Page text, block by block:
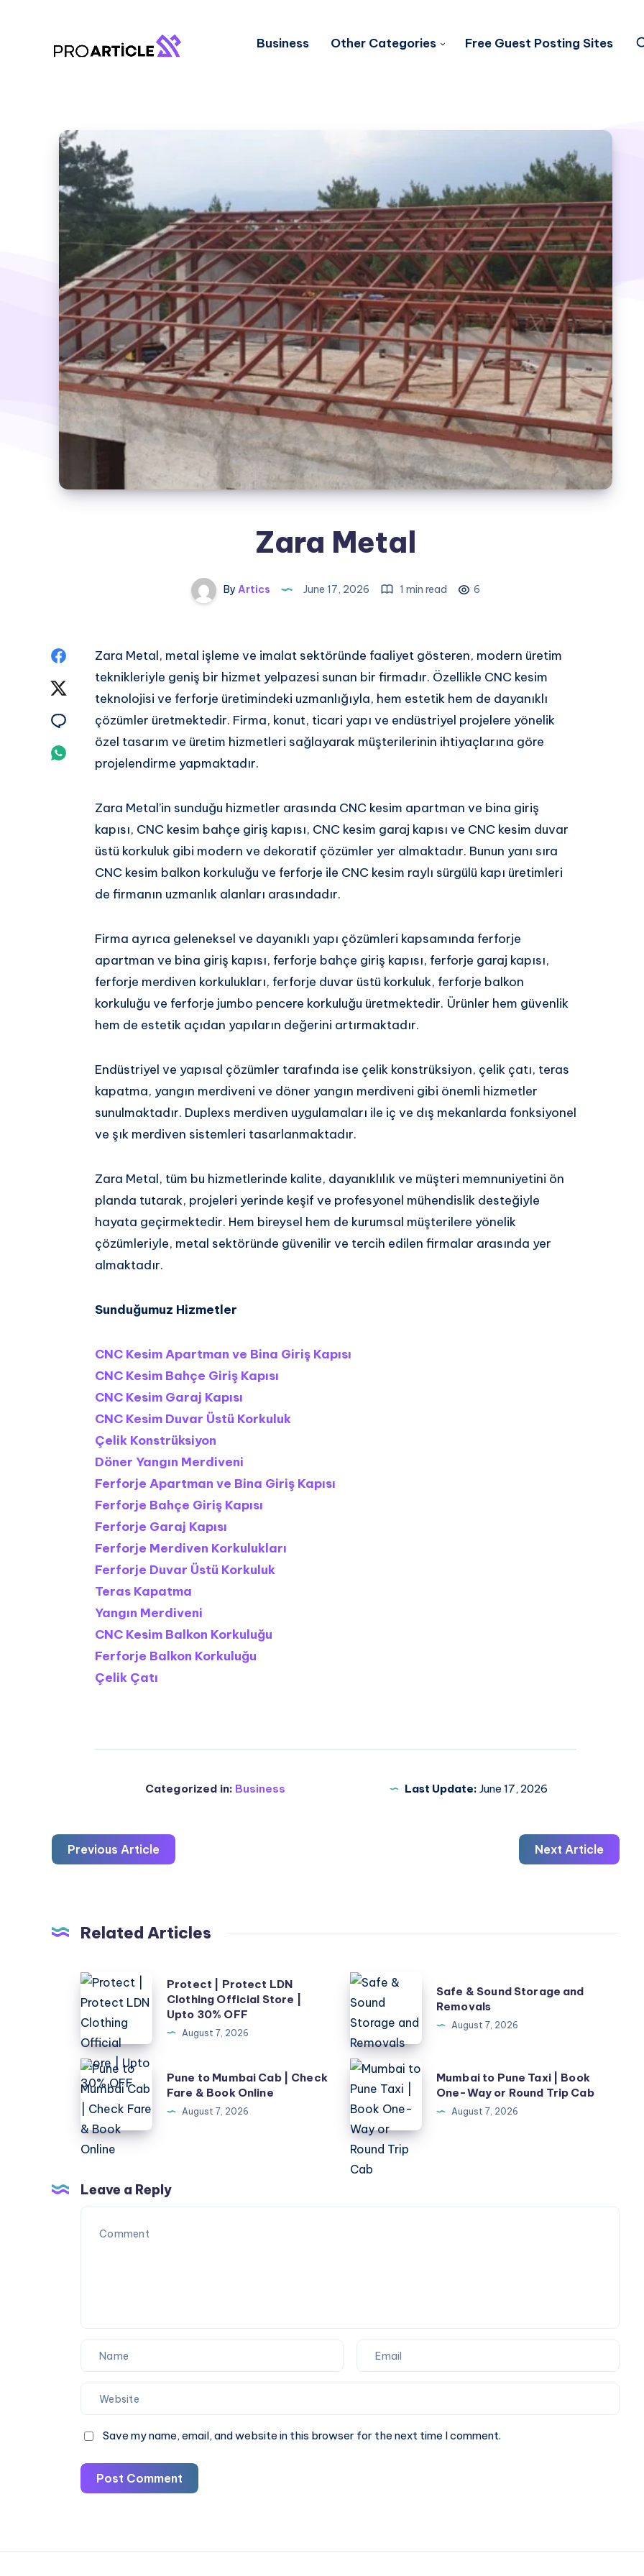
Business Other Categories Free Guest Posting Sites
Zara Metal
By Artics June 17, 2026 1 min read 6
Share
Facebook
Twitter
Share
Whatsapp
Zara Metal, metal işleme ve imalat sektöründe faaliyet gösteren, modern üretim
teknikleriyle geniş bir hizmet yelpazesi sunan bir firmadır. Özellikle CNC kesim
teknolojisi ve ferforje üretimindeki uzmanlığıyla, hem estetik hem de dayanıklı
çözümler üretmektedir. Firma, konut, ticari yapı ve endüstriyel projelere yönelik
özel tasarım ve üretim hizmetleri sağlayarak müşterilerinin ihtiyaçlarına göre
projelendirme yapmaktadır.
Zara Metal’in sunduğu hizmetler arasında CNC kesim apartman ve bina giriş
kapısı, CNC kesim bahçe giriş kapısı, CNC kesim garaj kapısı ve CNC kesim duvar
üstü korkuluk gibi modern ve dekoratif çözümler yer almaktadır. Bunun yanı sıra
CNC kesim balkon korkuluğu ve ferforje ile CNC kesim raylı sürgülü kapı üretimleri
de firmanın uzmanlık alanları arasındadır.
Firma ayrıca geleneksel ve dayanıklı yapı çözümleri kapsamında ferforje
apartman ve bina giriş kapısı, ferforje bahçe giriş kapısı, ferforje garaj kapısı,
ferforje merdiven korkulukları, ferforje duvar üstü korkuluk, ferforje balkon
korkuluğu ve ferforje jumbo pencere korkuluğu üretmektedir. Ürünler hem güvenlik
hem de estetik açıdan yapıların değerini artırmaktadır.
Endüstriyel ve yapısal çözümler tarafında ise çelik konstrüksiyon, çelik çatı, teras
kapatma, yangın merdiveni ve döner yangın merdiveni gibi önemli hizmetler
sunulmaktadır. Duplexs merdiven uygulamaları ile iç ve dış mekanlarda fonksiyonel
ve şık merdiven sistemleri tasarlanmaktadır.
Zara Metal, tüm bu hizmetlerinde kalite, dayanıklılık ve müşteri memnuniyetini ön
planda tutarak, projeleri yerinde keşif ve profesyonel mühendislik desteğiyle
hayata geçirmektedir. Hem bireysel hem de kurumsal müşterilere yönelik
çözümleriyle, metal sektöründe güvenilir ve tercih edilen firmalar arasında yer
almaktadır.
Sunduğumuz Hizmetler
CNC Kesim Apartman ve Bina Giriş Kapısı
CNC Kesim Bahçe Giriş Kapısı
CNC Kesim Garaj Kapısı
CNC Kesim Duvar Üstü Korkuluk
Çelik Konstrüksiyon
Döner Yangın Merdiveni
Ferforje Apartman ve Bina Giriş Kapısı
Ferforje Bahçe Giriş Kapısı
Ferforje Garaj Kapısı
Ferforje Merdiven Korkulukları
Ferforje Duvar Üstü Korkuluk
Teras Kapatma
Yangın Merdiveni
CNC Kesim Balkon Korkuluğu
Ferforje Balkon Korkuluğu
Çelik Çatı
Categorized in: Business Last Update: June 17, 2026
Previous Article Next Article
Related Articles
Protect
|
Protect
LDN
Clothing
Official
Store
|
Upto
OFF
Protect | Protect LDN
Clothing Official Store |
Upto 30% OFF
August 7, 2026
Safe
&
Sound
Storage
and
Removals
Safe & Sound Storage and
Removals
August 7, 2026
Pune
to
Mumbai
Cab
|
Fare
&
Book
Pune to Mumbai Cab | Check
Fare & Book Online
August 7, 2026
Mumbai
to
Pune
Taxi
|
Book
Way
Mumbai to Pune Taxi | Book
One-Way or Round Trip Cab
August 7, 2026
Leave a Reply
Save my name, email, and website in this browser for the next time I comment.
Post Comment